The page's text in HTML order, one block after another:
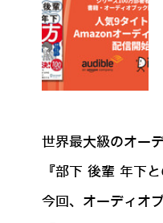
世界最大級のオー
『部下 後輩 年下
今回、オーディオ